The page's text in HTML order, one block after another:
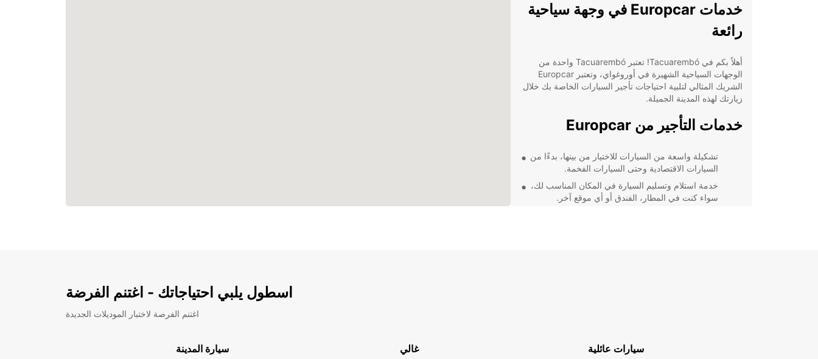
خدمات Europcar في وجهة سياحية
رائعة
أهلاً بكم في Tacuarembó! تعتبر Tacuarembó واحدة من
الوجهات السياحية الشهيرة في أوروغواي، وتعتبر Europcar
الشريك المثالي لتلبية احتياجات تأجير السيارات الخاصة بك خلال
زيارتك لهذه المدينة الجميلة.
خدمات التأجير من Europcar
تشكيلة واسعة من السيارات للاختيار من بينها، بدءًا من
السيارات الاقتصادية وحتى السيارات الفخمة.
خدمة استلام وتسليم السيارة في المكان المناسب لك،
سواء كنت في المطار، الفندق أو أي موقع آخر.
Tacuarembó أسهل وأكثر متعة. استمتع برحلتك دون أي قلق
اسطول يلبي احتياجاتك - اغتنم الفرضة
اغتنم الفرصة لاختبار الموديلات الجديدة
سيارة المدينة غالي سيارات عائلية